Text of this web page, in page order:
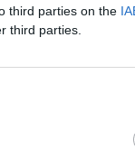
third parties on the
third parties.του ιρανικού
προέδρου